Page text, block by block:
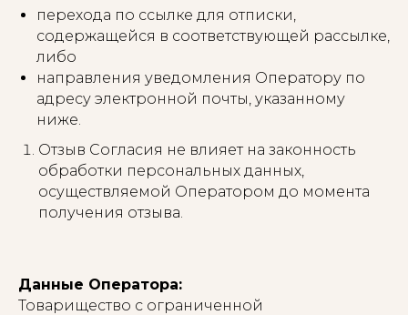
перехода по ссылке для отписки,
содержащейся в соответствующей рассылке,
либо
направления уведомления Оператору по
адресу электронной почты, указанному
ниже.
Отзыв Согласия не влияет на законность
обработки персональных данных,
осуществляемой Оператором до момента
получения отзыва.
Данные Оператора:
Товарищество с ограниченной